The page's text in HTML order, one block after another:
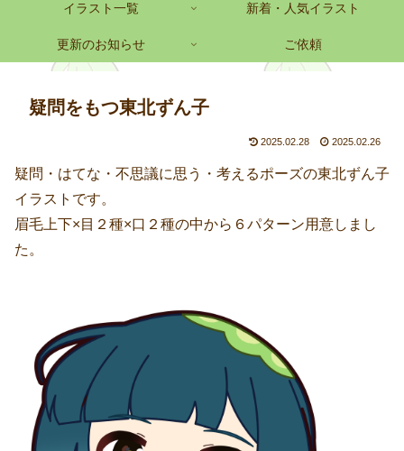
イラスト一覧 新着・人気イラスト
更新のお知らせ ご依頼
疑問をもつ東北ずん子
2025.02.28 2025.02.26
疑問・はてな・不思議に思う・考えるポーズの東北ずん子
イラストです。
眉毛上下×目２種×口２種の中から６パターン用意しまし
た。